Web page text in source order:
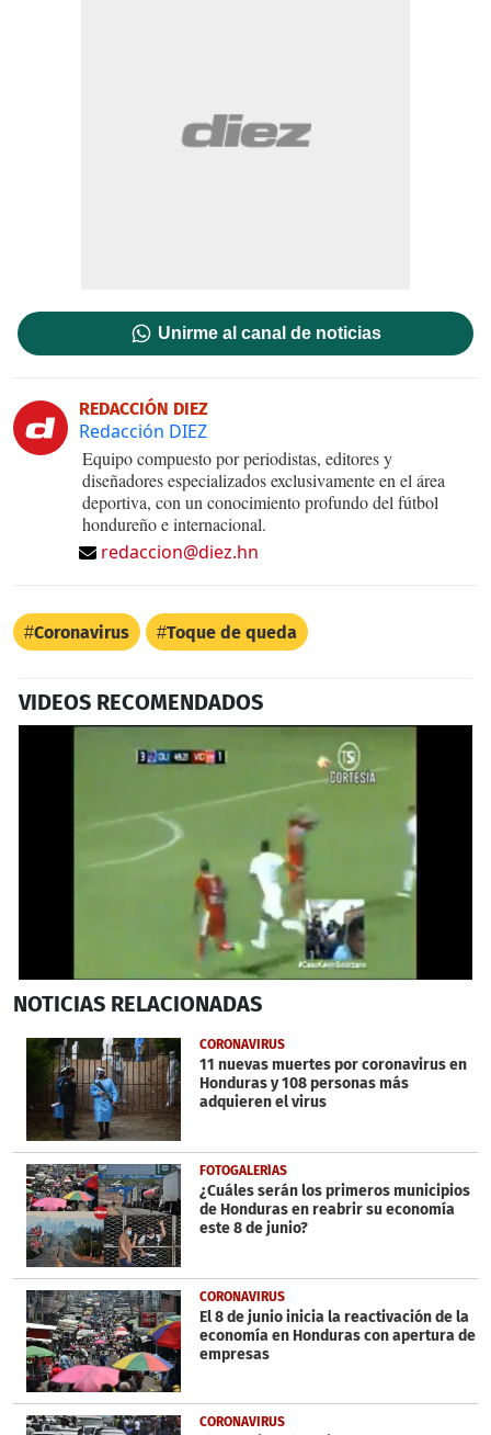
Unirme al canal de noticias
REDACCIÓN DIEZ
Redacción DIEZ
Equipo compuesto por periodistas, editores y
diseñadores especializados exclusivamente en el área
deportiva, con un conocimiento profundo del fútbol
hondureño e internacional.
redaccion@diez.hn
Coronavirus Toque de queda
VIDEOS RECOMENDADOS
seconds
26
seconds
NOTICIAS RELACIONADAS
CORONAVIRUS
11 nuevas muertes por coronavirus en
Honduras y 108 personas más
adquieren el virus
FOTOGALERÍAS
¿Cuáles serán los primeros municipios
de Honduras en reabrir su economía
este 8 de junio?
CORONAVIRUS
El 8 de junio inicia la reactivación de la
economía en Honduras con apertura de
empresas
CORONAVIRUS